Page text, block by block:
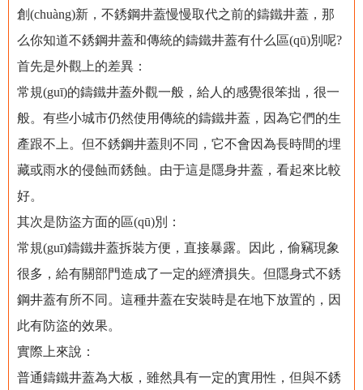
創(chuàng)新，不銹鋼井蓋慢慢取代之前的鑄鐵井蓋，那
么你知道不銹鋼井蓋和傳統的鑄鐵井蓋有什么區(qū)別呢?
首先是外觀上的差異：
常規(guī)的鑄鐵井蓋外觀一般，給人的感覺很笨拙，很一
般。有些小城市仍然使用傳統的鑄鐵井蓋，因為它們的生
產跟不上。但不銹鋼井蓋則不同，它不會因為長時間的埋
藏或雨水的侵蝕而銹蝕。由于這是隱身井蓋，看起來比較
好。
其次是防盜方面的區(qū)別：
常規(guī)鑄鐵井蓋拆裝方便，直接暴露。因此，偷竊現象
很多，給有關部門造成了一定的經濟損失。但隱身式不銹
鋼井蓋有所不同。這種井蓋在安裝時是在地下放置的，因
此有防盜的效果。
實際上來說：
普通鑄鐵井蓋為大板，雖然具有一定的實用性，但與不銹